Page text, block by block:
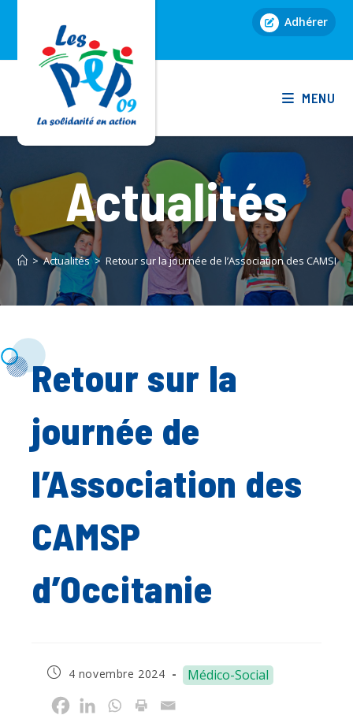
Adhérer
MENU
Actualités
> Actualités > Retour sur la journée de l’Association des CAMSP
Retour sur la
journée de
l’Association des
CAMSP
d’Occitanie
Publication
4 novembre 2024 Médico-Social